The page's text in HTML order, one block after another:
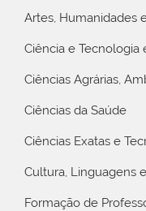
Artes, Humanidades
Ciência e Tecnologia
Ciências Agrárias,
Ciências da Saúde
Ciências Exatas e
Cultura, Linguagens
Formação de